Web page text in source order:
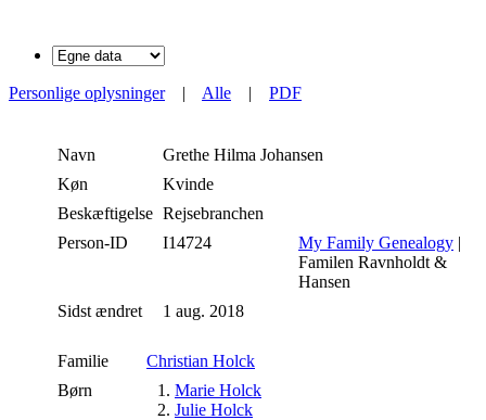
Personlige oplysninger| Alle | PDF
Navn Grethe Hilma Johansen
Køn
Kvinde
Beskæftigelse Rejsebranchen
Person-ID
I14724 My Family Genealogy |
Familen Ravnholdt &
Hansen
Sidst ændret
1 aug. 2018
Familie
Christian Holck
Børn
1. Marie Holck
2. Julie Holck